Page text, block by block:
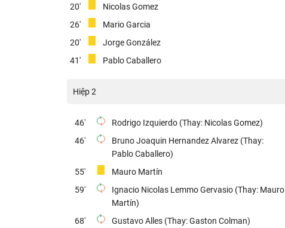
20' Nicolas Gomez
26'
Mario Garcia
20'
Jorge González
41'
Pablo Caballero
Hiệp 2
46' Rodrigo Izquierdo (Thay: Nicolas Gomez)
46'
Bruno Joaquin Hernandez Alvarez (Thay:
Pablo Caballero)
55' Mauro Martín
59'
Ignacio Nicolas Lemmo Gervasio (Thay: Mauro
Martín)
68' Gustavo Alles (Thay: Gaston Colman)